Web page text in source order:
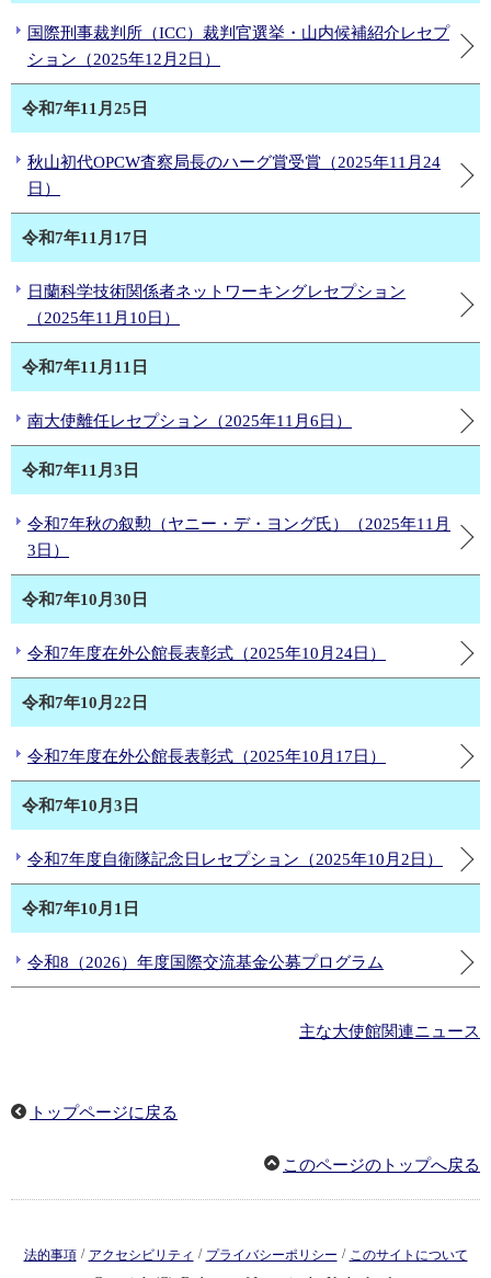
国際刑事裁判所（ICC）裁判官選挙・山内候補紹介レセプ
ション（2025年12月2日）
令和7年11月25日
秋山初代OPCW査察局長のハーグ賞受賞（2025年11月24
日）
令和7年11月17日
日蘭科学技術関係者ネットワーキングレセプション
（2025年11月10日）
令和7年11月11日
南大使離任レセプション（2025年11月6日）
令和7年11月3日
令和7年秋の叙勲（ヤニー・デ・ヨング氏）（2025年11月
3日）
令和7年10月30日
令和7年度在外公館長表彰式（2025年10月24日）
令和7年10月22日
令和7年度在外公館長表彰式（2025年10月17日）
令和7年10月3日
令和7年度自衛隊記念日レセプション（2025年10月2日）
令和7年10月1日
令和8（2026）年度国際交流基金公募プログラム
主な大使館関連ニュース
トップページに戻る
このページのトップへ戻る
法的事項 / アクセシビリティ / プライバシーポリシー / このサイトについて